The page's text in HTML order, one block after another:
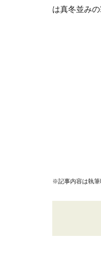
は真冬並み
※記事内容は執筆